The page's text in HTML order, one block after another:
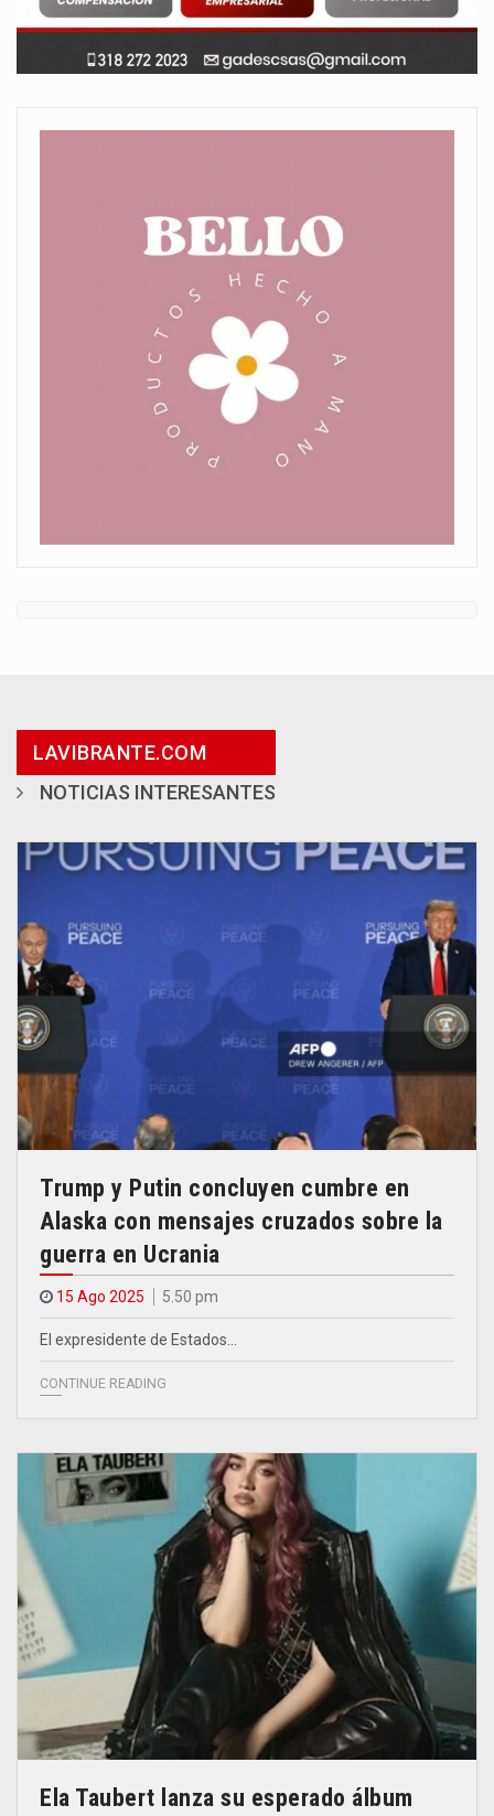
LAVIBRANTE.COM
NOTICIAS INTERESANTES
Trump y Putin concluyen cumbre en
Alaska con mensajes cruzados sobre la
guerra en Ucrania
15 Ago 2025 5.50 pm
El expresidente de Estados…
CONTINUE READING
Ela Taubert lanza su esperado álbum